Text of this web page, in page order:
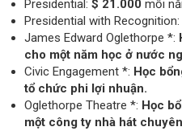
Presidential: $ 21.000 mỗi
Presidential with Recognition:
James Edward Oglethorpe *:
cho một năm học ở nước
Civic Engagement *: Học
tổ chức phi lợi nhuận.
Oglethorpe Theatre *: Học
một công ty nhà hát